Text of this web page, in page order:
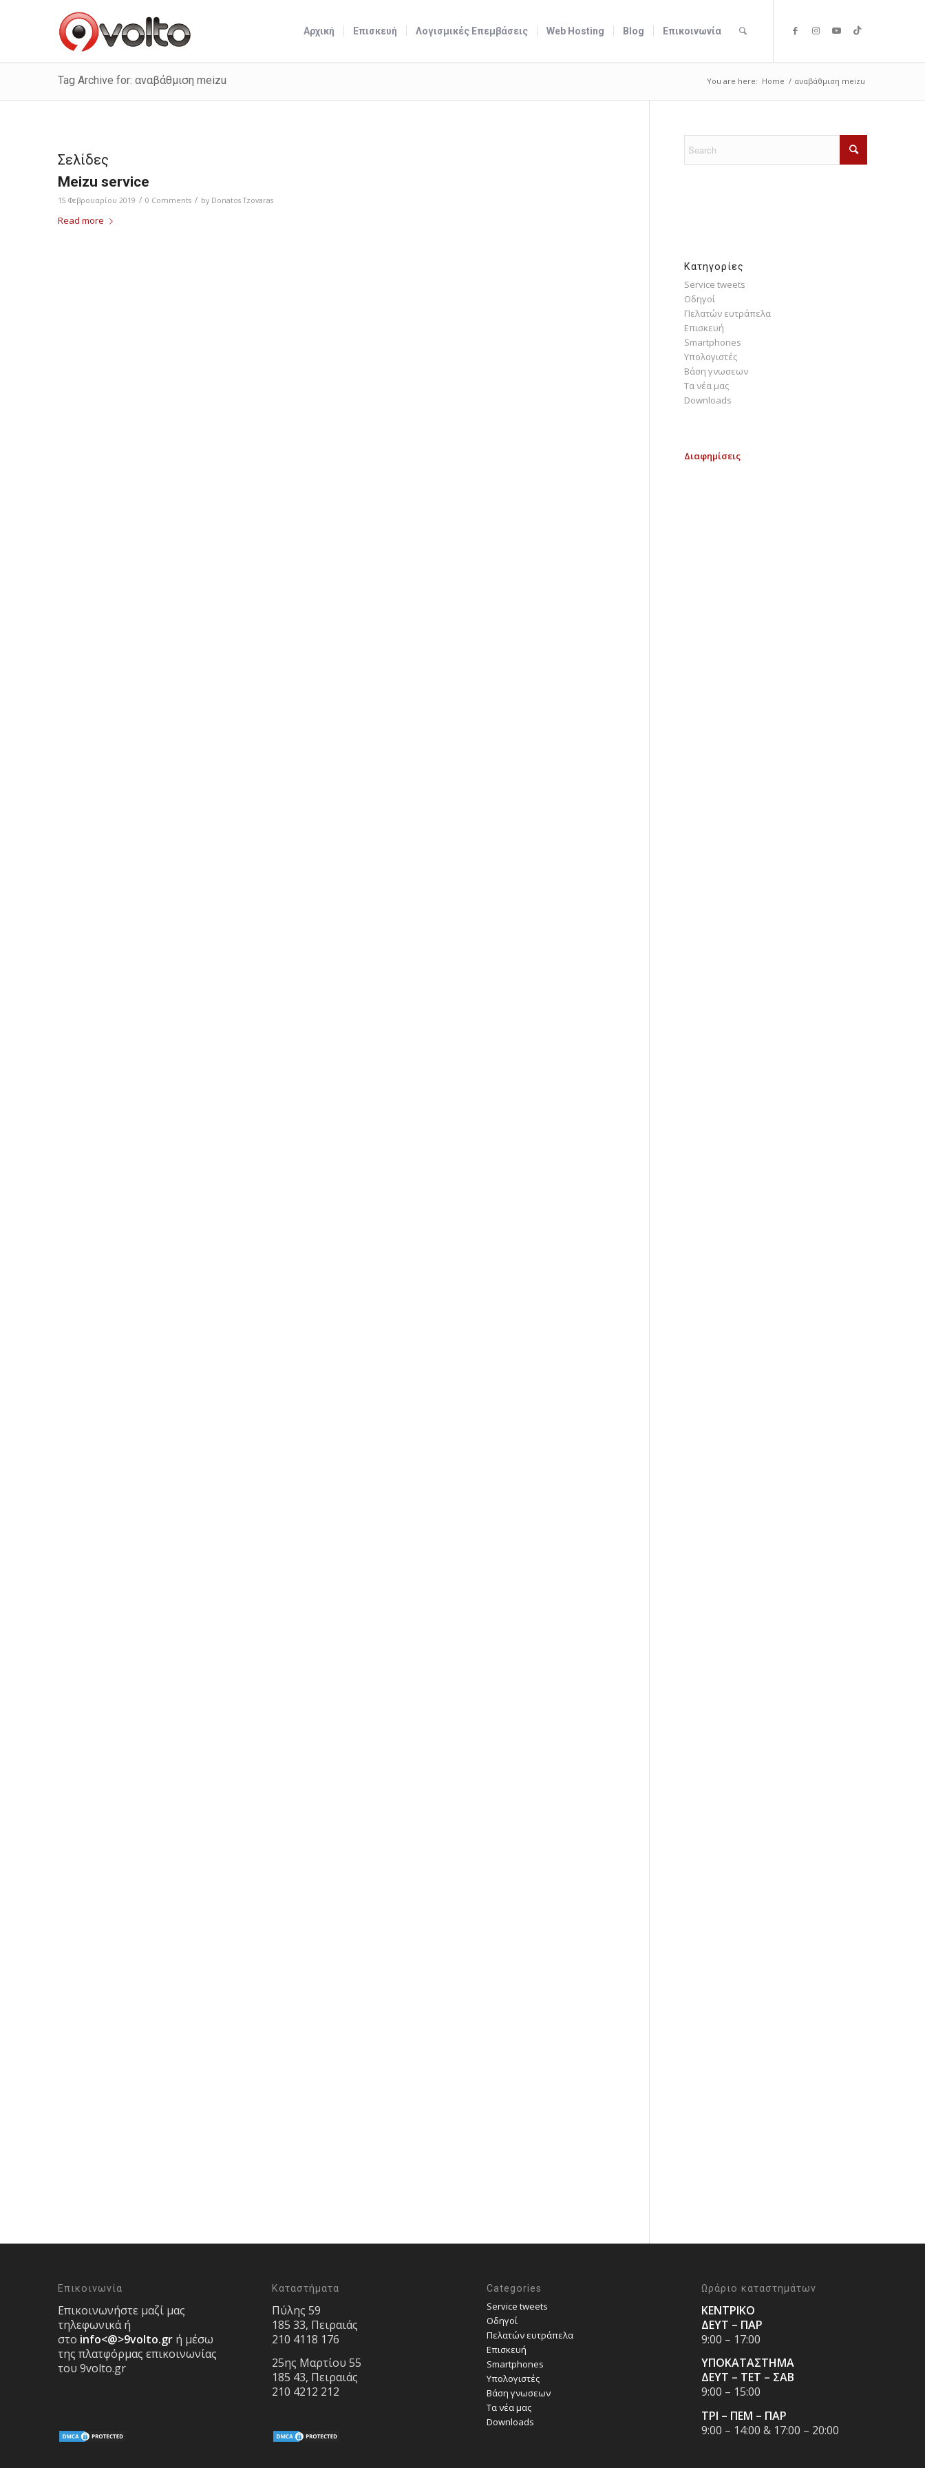
Αρχική Επισκευή Λογισμικές Επεμβάσεις Web Hosting Blog Επικοινωνία
Tag Archive for: αναβάθμιση meizu You are here: Home / αναβάθμιση meizu
Σελίδες
Meizu service
15 Φεβρουαρίου 2019 / 0 Comments / by Donatos Tzovaras
Read more
Kατηγορίες
Service tweets
Οδηγοί
Πελατών ευτράπελα
Επισκευή
Smartphones
Υπολογιστές
Bάση γνωσεων
Τα νέα μας
Downloads
Διαφημίσεις
Επικοινωνία
Επικοινωνήστε μαζί μας
τηλεφωνικά ή
στο info<@>9volto.gr ή μέσω
της πλατφόρμας επικοινωνίας
του 9volto.gr
Καταστήματα
Πύλης 59
185 33, Πειραιάς
210 4118 176
25ης Μαρτίου 55
185 43, Πειραιάς
210 4212 212
Categories
Service tweets
Οδηγοί
Πελατών ευτράπελα
Επισκευή
Smartphones
Υπολογιστές
Bάση γνωσεων
Τα νέα μας
Downloads
Ωράριο καταστημάτων
ΚΕΝΤΡΙΚΟ
ΔΕΥΤ – ΠΑΡ
9:00 – 17:00
ΥΠΟΚΑΤΑΣΤΗΜΑ
ΔΕΥΤ – ΤΕΤ – ΣΑΒ
9:00 – 15:00
ΤΡΙ – ΠΕΜ – ΠΑΡ
9:00 – 14:00 & 17:00 – 20:00